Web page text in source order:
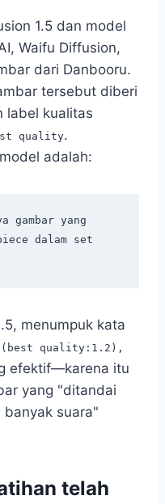
1.5 dan model
Waifu Diffusion,
dari Danbooru.
tersebut diberi
label kualitas
quality.
adalah:
gambar yang
dalam set
menumpuk kata
(best quality:1.2),
efektif—karena itu
yang "ditandai
suara"
telah